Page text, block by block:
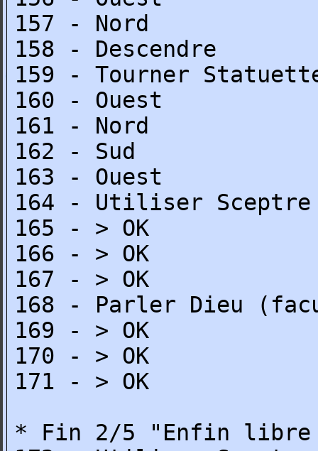
157 - Nord
158 - Descendre
159 - Tourner
160 - Ouest
161 - Nord
162 - Sud
163 - Ouest
164 - Utiliser Sceptre
165 - > OK
166 - > OK
167 - > OK
168 - Parler Dieu
169 - > OK
170 - > OK
171 - > OK
* Fin 2/5 "Enfin libre